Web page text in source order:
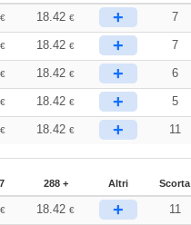
€ 18.42€ + 7
€ 18.42€ + 7
€ 18.42€ + 6
€ 18.42€ + 5
€ 18.42€ + 11
288 + Altri Scorta
€ 18.42€ + 11